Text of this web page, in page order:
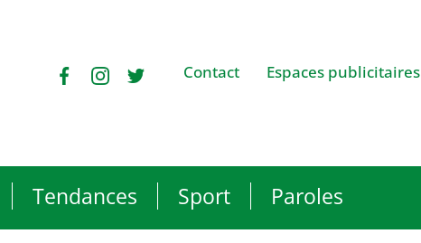
Contact Espaces publicitaires
Tendances Sport Paroles